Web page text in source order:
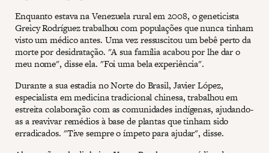
Enquanto estava na Venezuela rural em 2008, o geneticista
Greicy Rodríguez trabalhou com populações que nunca tinham
visto um médico antes. Uma vez ressuscitou um bebê perto da
morte por desidratação. "A sua família acabou por lhe dar o
meu nome", disse ela. "Foi uma bela experiência".
Durante a sua estadia no Norte do Brasil, Javier López,
especialista em medicina tradicional chinesa, trabalhou em
estreita colaboração com as comunidades indígenas, ajudando-
as a reavivar remédios à base de plantas que tinham sido
erradicados. "Tive sempre o ímpeto para ajudar", disse.